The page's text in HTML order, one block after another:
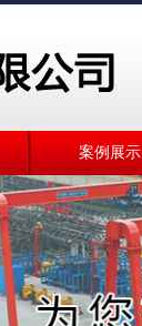
案例展示